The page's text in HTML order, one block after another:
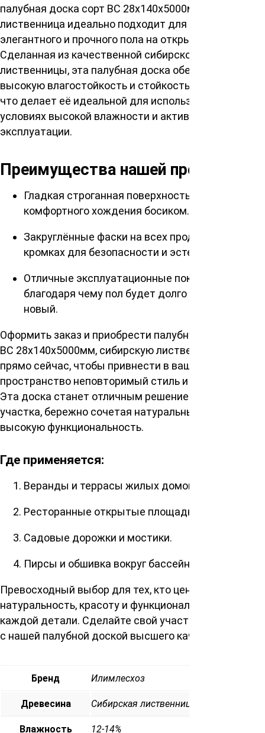
палубная доска сорт ВС 28х140х5000мм, сибирская
лиственница идеально подходит для создания
элегантного и прочного пола на открытом воздухе.
Сделанная из качественной сибирской
лиственницы, эта палубная доска обеспечивает
высокую влагостойкость и стойкость к истиранию,
что делает её идеальной для использования в
условиях высокой влажности и активной
эксплуатации.
Преимущества нашей продукции:
Гладкая строганная поверхность для
комфортного хождения босиком.
Закруглённые фаски на всех продольных
кромках для безопасности и эстетики.
Отличные эксплуатационные показатели,
благодаря чему пол будет долго выглядеть как
новый.
Оформить заказ и приобрести палубную доску сорт
ВС 28х140х5000мм, сибирскую лиственницу можно
прямо сейчас, чтобы привнести в ваше
пространство неповторимый стиль и практичность.
Эта доска станет отличным решением для вашего
участка, бережно сочетая натуральный вид и
высокую функциональность.
Где применяется:
Веранды и террасы жилых домов.
Ресторанные открытые площадки.
Садовые дорожки и мостики.
Пирсы и обшивка вокруг бассейнов.
Превосходный выбор для тех, кто ценит
натуральность, красоту и функциональность в
каждой детали. Сделайте свой участок особенным
с нашей палубной доской высшего качества.
Бренд Илимлесхоз
Древесина Сибирская лиственница
Влажность 12-14%